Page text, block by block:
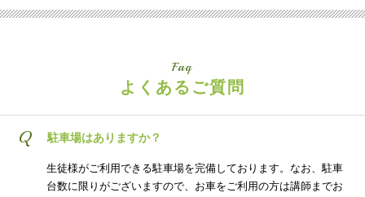
Faq
よくあるご質問
Q 駐車場はありますか？
生徒様がご利用できる駐車場を完備しております。なお、駐車
台数に限りがございますので、お車をご利用の方は講師までお